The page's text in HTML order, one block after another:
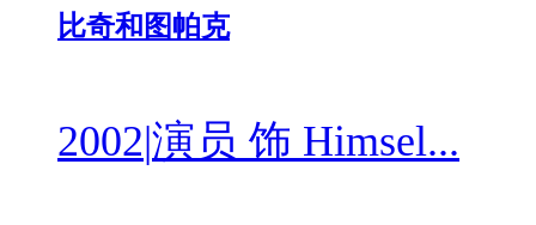
比奇和图帕克
2002|演员 饰 Himsel...